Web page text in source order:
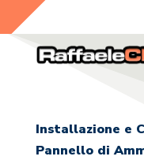
Installazione e
Pannello di